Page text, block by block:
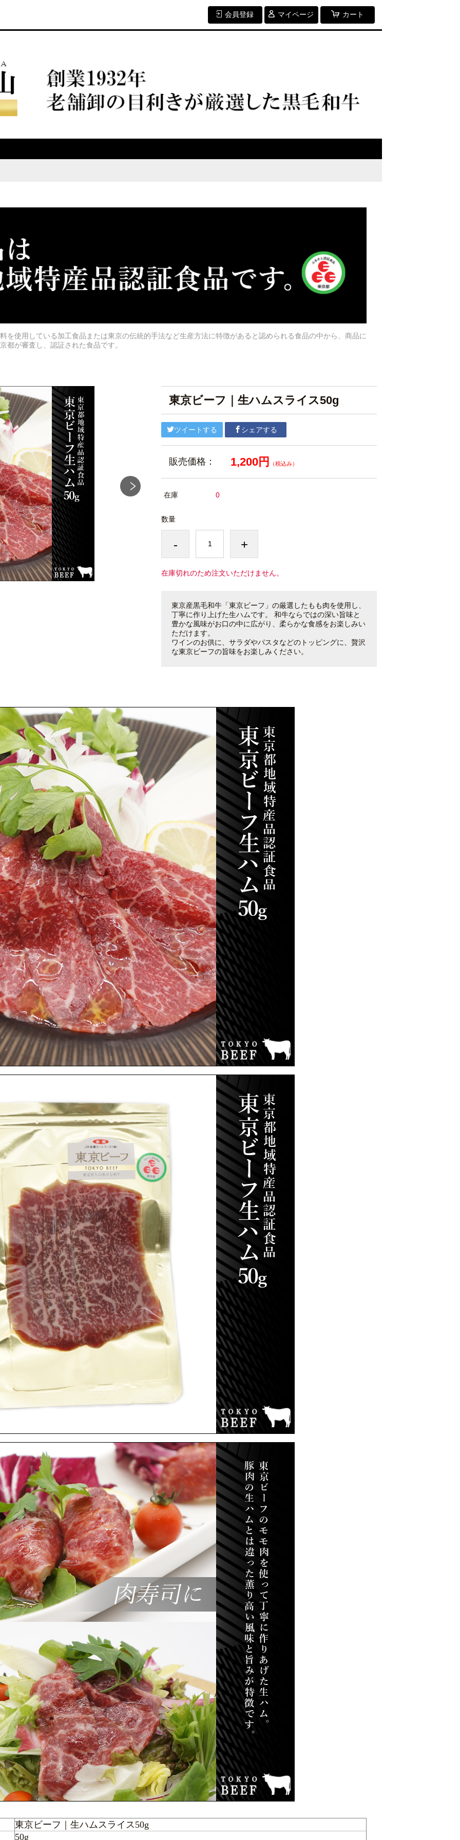
会員登録 マイページ カート
を使用している加工食品または東京の伝統的手法など生産方法に特徴があると認められる食品の中から、商品に
都が審査し、認証された食品です。
東京ビーフ｜生ハムスライス50g
ツイートする シェアする
販売価格： 1,200円 （税込み）
在庫 0
数量
- +
在庫切れのため注文いただけません。
東京産黒毛和牛「東京ビーフ」の厳選したもも肉を使用し、
丁寧に作り上げた生ハムです。 和牛ならではの深い旨味と
豊かな風味がお口の中に広がり、柔らかな食感をお楽しみい
ただけます。
ワインのお供に、サラダやパスタなどのトッピングに、贅沢
な東京ビーフの旨味をお楽しみください。
東京ビーフ｜生ハムスライス50g
50g